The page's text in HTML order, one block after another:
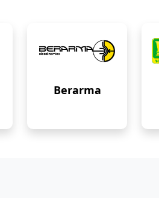
Berarma